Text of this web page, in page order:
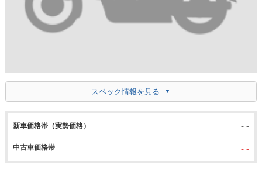
スペック情報を見る
新車価格帯（実勢価格） - -
中古車価格帯 - -